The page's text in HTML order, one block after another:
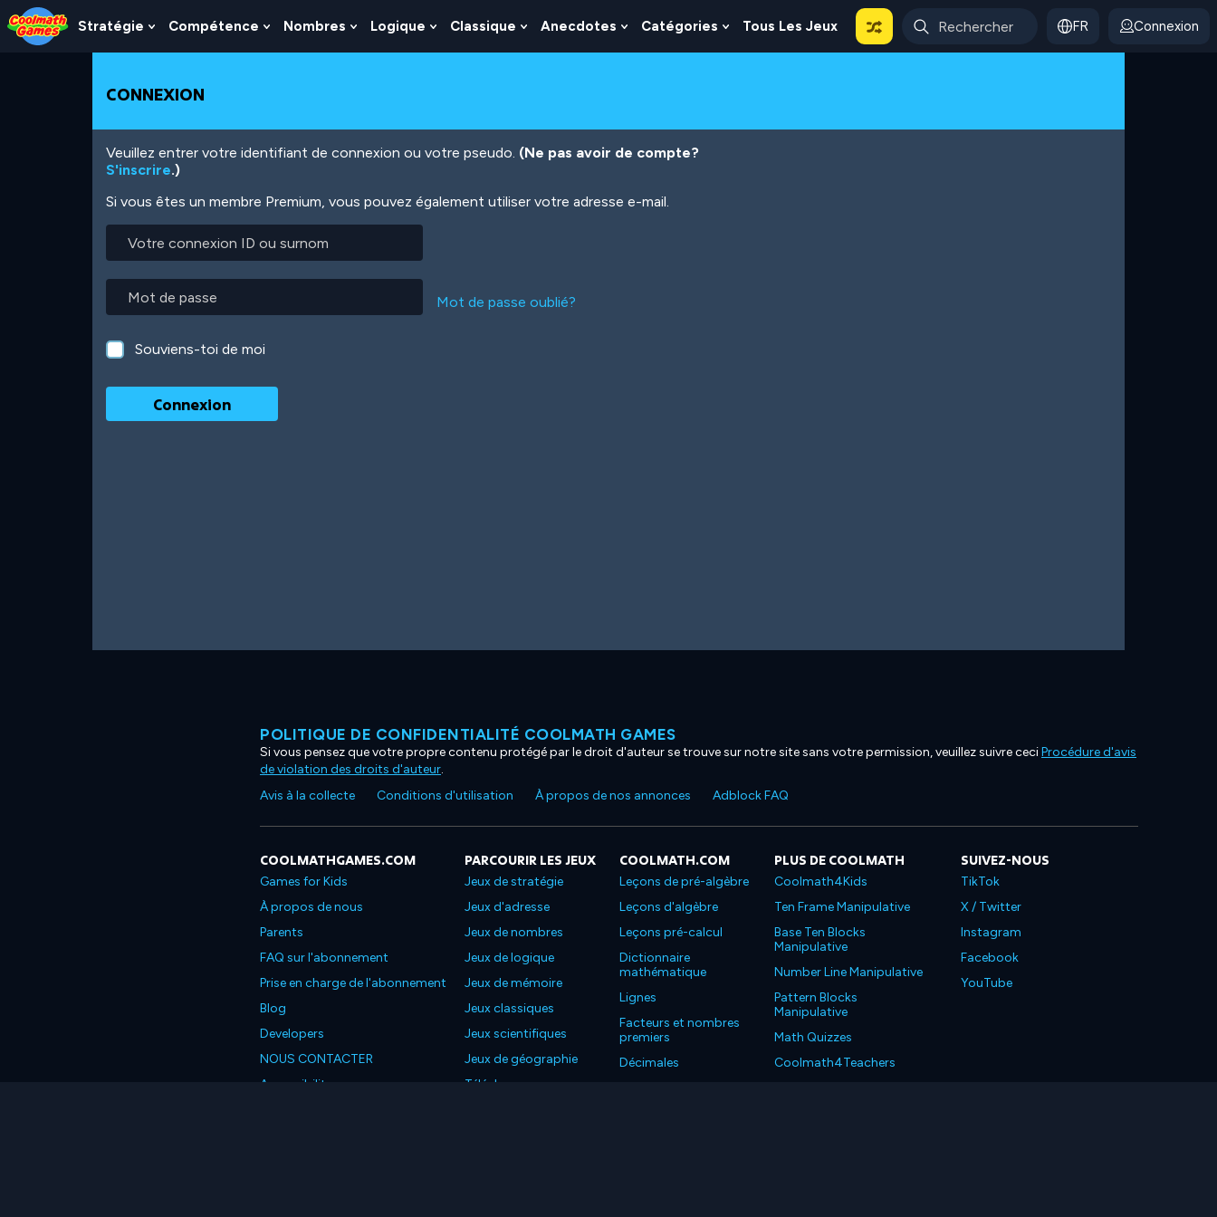
Skip
to
Top
Skip
to
Navigation
Skip
to
Main
Skip
to
Footer
Aller
au
contenu
Stratégie
Show
Submenu
Stratégie
Compétence
Show
Submenu
Nombres
Show
Submenu
Logique
Show
Submenu
Classique
Show
Submenu
Anecdotes
Show
Submenu
Catégories
Show
Submenu
Tous Les Jeux FR Connexion
CONNEXION
Veuillez entrer votre identifiant de connexion ou votre pseudo. (Ne pas avoir de compte?
S'inscrire.)
Si vous êtes un membre Premium, vous pouvez également utiliser votre adresse e-mail.
connexion
ou
surnom
Mot de passe oublié?
Souviens-toi de moi
POLITIQUE DE CONFIDENTIALITÉ COOLMATH GAMES
Si vous pensez que votre propre contenu protégé par le droit d'auteur se trouve sur notre site sans votre permission, veuillez suivre ceciProcédure d'avis
de violation des droits d'auteur.
Avis à la collecte
Conditions d'utilisation À propos de nos annonces Adblock FAQ
COOLMATHGAMES.COM
Games for Kids
À propos de nous
Parents
FAQ sur l'abonnement
Prise en charge de l'abonnement
Blog
Developers
NOUS CONTACTER
Accessibility
PARCOURIR LES JEUX
Jeux de stratégie
Jeux d'adresse
Jeux de nombres
Jeux de logique
Jeux de mémoire
Jeux classiques
Jeux scientifiques
Jeux de géographie
Téléchargez nos
COOLMATH.COM
Leçons de pré-algèbre
Leçons d'algèbre
Leçons pré-calcul
Dictionnaire
mathématique
Lignes
Facteurs et nombres
premiers
Décimales
PLUS DE COOLMATH
Coolmath4Kids
Ten Frame Manipulative
Base Ten Blocks
Manipulative
Number Line Manipulative
Pattern Blocks
Manipulative
Math Quizzes
Coolmath4Teachers
SUIVEZ-NOUS
TikTok
X / Twitter
Instagram
Facebook
YouTube